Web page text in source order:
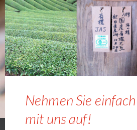
Nehmen Sie
mit uns auf!